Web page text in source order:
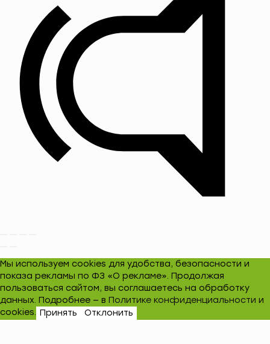
Мы используем cookies для удобства, безопасности и
показа рекламы по ФЗ «О рекламе». Продолжая
пользоваться сайтом, вы соглашаетесь на обработку
данных. Подробнее — в Политике конфиденциальности и
cookies. Принять Отклонить